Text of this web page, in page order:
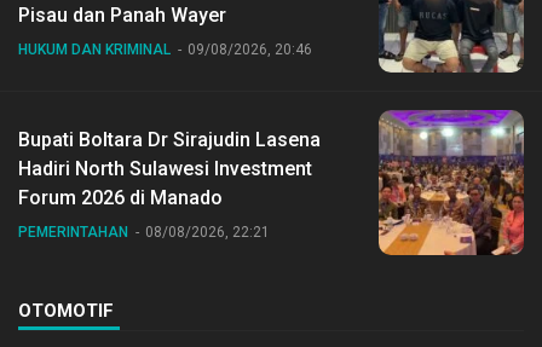
Pisau dan Panah Wayer
HUKUM DAN KRIMINAL 09/08/2026, 20:46
Bupati Boltara Dr Sirajudin Lasena
Hadiri North Sulawesi Investment
Forum 2026 di Manado
PEMERINTAHAN 08/08/2026, 22:21
OTOMOTIF